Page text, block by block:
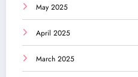
May 2025
April 2025
March 2025